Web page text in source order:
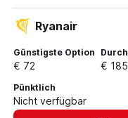
Ryanair
Günstigste Option
€ 72 € 185
Pünktlich
Nicht verfügbar